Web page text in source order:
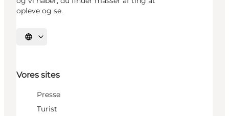
opleve og se.
Vælg sprog
Vores sites
Presse
Turist